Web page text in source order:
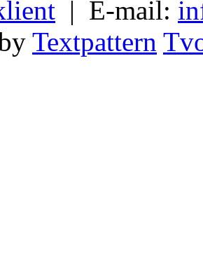
| E-mail:
Textpattern